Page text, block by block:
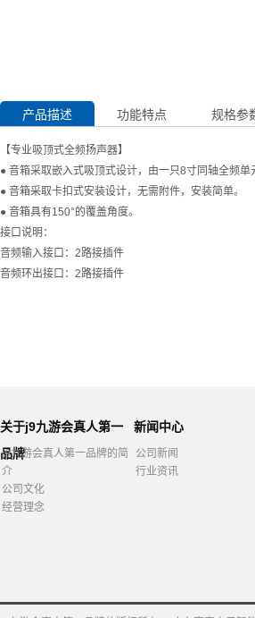
产品描述 功能特点 规格参
【专业吸顶式全频扬声器】
● 音箱采取嵌入式吸顶式设计，由一只8寸同轴全频单
● 音箱采取卡扣式安装设计，无需附件，安装简单。
● 音箱具有150°的覆盖角度。
接口说明：
音频输入接口：2路接插件
音频环出接口：2路接插件
关于j9九游会真人第一
品牌
j9九游会真人第一品牌的简
介
公司文化
经营理念
新闻中心
公司新闻
行业资讯